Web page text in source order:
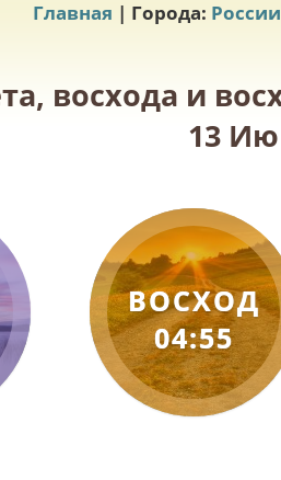
Главная | Города: России
восхода и
13
ВОСХОД
04:55